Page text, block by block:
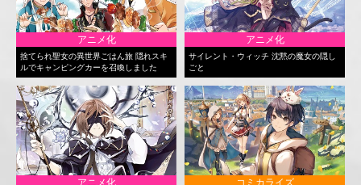
アニメ化
捨てられ聖女の異世界ごはん旅 隠れスキ
ルでキャンピングカーを召喚しました
アニメ化
サイレント・ウィッチ 沈黙の魔女の隠し
ごと